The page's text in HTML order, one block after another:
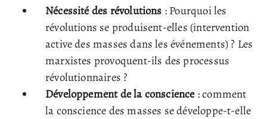
Nécessité des révolutions : Pourquoi les
révolutions se produisent-elles (intervention
active des masses dans les événements) ? Les
marxistes provoquent-ils des processus
révolutionnaires ?
Développement de la conscience: comment
la conscience des masses se développe-t-elle